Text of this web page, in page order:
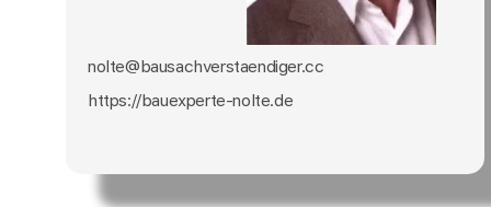
nolte@bausachverstaendiger.cc
https://bauexperte-nolte.de